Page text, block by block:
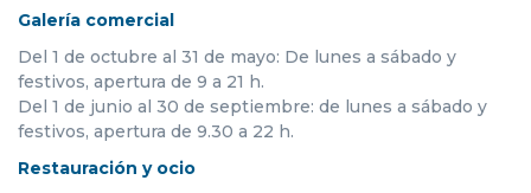
Galería comercial
Del 1 de octubre al 31 de mayo: De lunes a sábado y
festivos, apertura de 9 a 21 h.
Del 1 de junio al 30 de septiembre: de lunes a sábado y
festivos, apertura de 9.30 a 22 h.
Restauración y ocio